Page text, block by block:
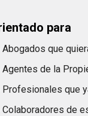
para
Abogados que
Agentes de la
Profesionales que
Colaboradores de